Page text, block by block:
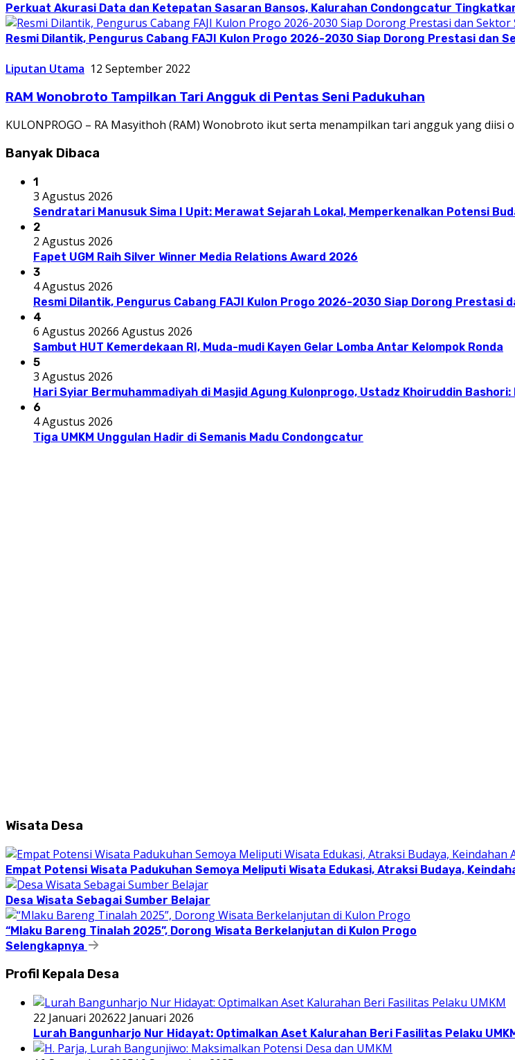
Perkuat Akurasi Data dan Ketepatan Sasaran Bansos, Kalurahan Condongcatur
Resmi Dilantik, Pengurus Cabang FAJI Kulon Progo 2026-2030 Siap Dorong Prestasi dan
Liputan Utama 12 September 2022
RAM Wonobroto Tampilkan Tari Angguk di Pentas Seni Padukuhan
KULONPROGO – RA Masyithoh (RAM) Wonobroto ikut serta menampilkan tari angguk yang diisi
Banyak Dibaca
1
3 Agustus 2026
Sendratari Manusuk Sima I Upit: Merawat Sejarah Lokal, Memperkenalkan Potensi
2
2 Agustus 2026
Fapet UGM Raih Silver Winner Media Relations Award 2026
3
4 Agustus 2026
Resmi Dilantik, Pengurus Cabang FAJI Kulon Progo 2026-2030 Siap Dorong Prestasi
4
6 Agustus 20266 Agustus 2026
Sambut HUT Kemerdekaan RI, Muda-mudi Kayen Gelar Lomba Antar Kelompok Ronda
5
3 Agustus 2026
Hari Syiar Bermuhammadiyah di Masjid Agung Kulonprogo, Ustadz Khoiruddin
6
4 Agustus 2026
Tiga UMKM Unggulan Hadir di Semanis Madu Condongcatur
Wisata Desa
Empat Potensi Wisata Padukuhan Semoya Meliputi Wisata Edukasi, Atraksi Budaya,
Desa Wisata Sebagai Sumber Belajar
“Mlaku Bareng Tinalah 2025”, Dorong Wisata Berkelanjutan di Kulon Progo
Selengkapnya
Profil Kepala Desa
22 Januari 202622 Januari 2026
Lurah Bangunharjo Nur Hidayat: Optimalkan Aset Kalurahan Beri Fasilitas Pelaku